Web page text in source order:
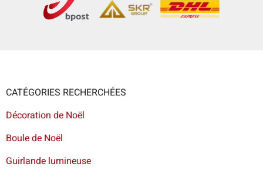
CATÉGORIES RECHERCHÉES
Décoration de Noël
Boule de Noël
Guirlande lumineuse